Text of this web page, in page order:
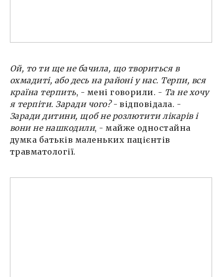
Ой, то ти ще не бачила, що твориться в
охмадиті, або десь на районі у нас. Терпи, вся
країна терпить, - мені говорили. - Та не хочу
я терпіти. Заради чого?- відповідала. -
Заради дитини, щоб не розлютити лікарів і
вони не нашкодили, - майже одностайна
думка батьків маленьких пацієнтів
травматології.